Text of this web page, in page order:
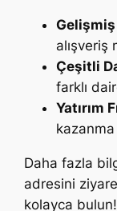
Gelişmiş
alışveriş
Çeşitli
farklı
Yatırım
Daha fazla
adresini
kolayca bulun!